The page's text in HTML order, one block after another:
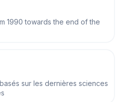
1990 towards the end of the
sur les dernières sciences